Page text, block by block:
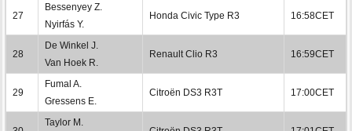
27
Bessenyey Z.
Nyirfás Y.
Honda Civic Type R3 16:58CET
28
De Winkel J.
Van Hoek R.
Renault Clio R3 16:59CET
29
Fumal A.
Gressens E.
Citroën DS3 R3T 17:00CET
Taylor M.